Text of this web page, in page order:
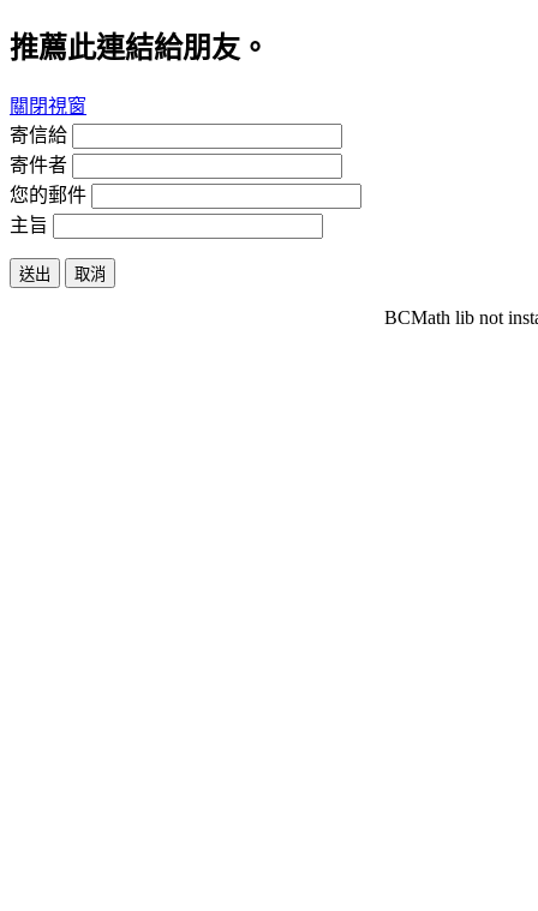
推薦此連結給朋友。
關閉視窗
寄信給
寄件者
您的郵件
主旨
送出 取消
BCMath lib not